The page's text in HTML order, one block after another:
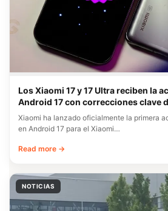
Los Xiaomi 17 y 17 Ultra reciben la
Android 17 con correcciones clave
Xiaomi ha lanzado oficialmente la primera
en Android 17 para el Xiaomi…
Read more →
NOTICIAS